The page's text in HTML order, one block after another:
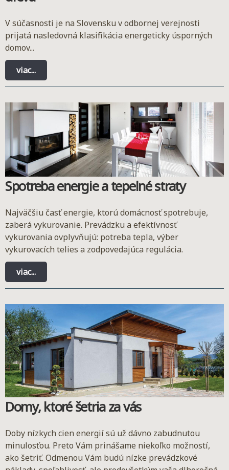
V súčasnosti je na Slovensku v odbornej verejnosti
prijatá nasledovná klasifikácia energeticky úsporných
domov...
viac...
Spotreba energie a tepelné straty
Najväčšiu časť energie, ktorú domácnosť spotrebuje,
zaberá vykurovanie. Prevádzku a efektívnosť
vykurovania ovplyvňujú: potreba tepla, výber
vykurovacích telies a zodpovedajúca regulácia.
viac...
Domy, ktoré šetria za vás
Doby nízkych cien energií sú už dávno zabudnutou
minulosťou. Preto Vám prinášame niekoľko možností,
ako šetriť. Odmenou Vám budú nízke prevádzkové